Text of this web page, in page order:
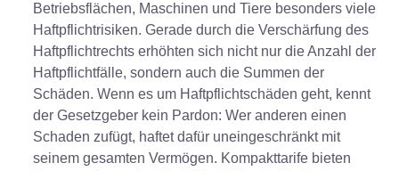
Betriebsflächen, Maschinen und Tiere besonders viele
Haftpflichtrisiken. Gerade durch die Verschärfung des
Haftpflichtrechts erhöhten sich nicht nur die Anzahl der
Haftpflichtfälle, sondern auch die Summen der
Schäden. Wenn es um Haftpflichtschäden geht, kennt
der Gesetzgeber kein Pardon: Wer anderen einen
Schaden zufügt, haftet dafür uneingeschränkt mit
seinem gesamten Vermögen. Kompakttarife bieten